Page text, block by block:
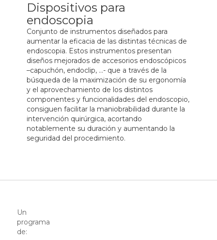
Dispositivos para
endoscopia
Conjunto de instrumentos diseñados para
aumentar la eficacia de las distintas técnicas de
endoscopia. Estos instrumentos presentan
diseños mejorados de accesorios endoscópicos
–capuchón, endoclip, …- que a través de la
búsqueda de la maximización de su ergonomía
y el aprovechamiento de los distintos
componentes y funcionalidades del endoscopio,
consiguen facilitar la maniobrabilidad durante la
intervención quirúrgica, acortando
notablemente su duración y aumentando la
seguridad del procedimiento.
Un
programa
de: